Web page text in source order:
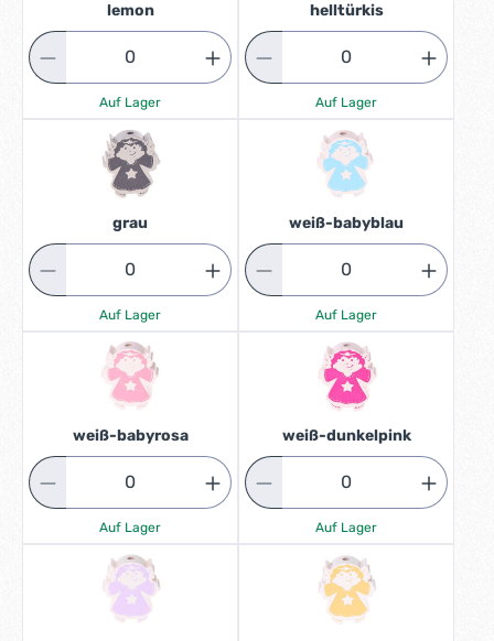
lemon
Auf Lager
helltürkis
Auf Lager
grau
Auf Lager
weiß-babyblau
Auf Lager
weiß-babyrosa
Auf Lager
weiß-dunkelpink
Auf Lager